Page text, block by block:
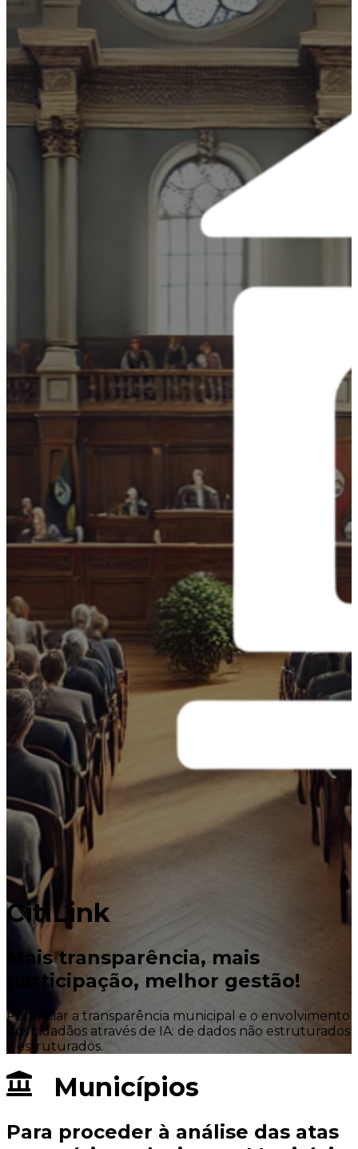
CitiLink
Mais transparência, mais
participação, melhor gestão!
Potenciar a transparência municipal e o envolvimento
dos cidadãos através de IA: de dados não estruturados
a estruturados.
Municípios
Para proceder à análise das atas